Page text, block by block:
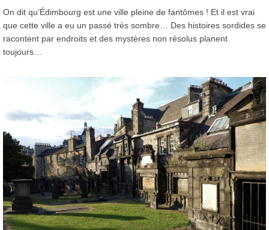
On dit qu’Édimbourg est une ville pleine de fantômes ! Et il est vrai
que cette ville a eu un passé très sombre… Des histoires sordides se
racontent par endroits et des mystères non résolus planent
toujours…